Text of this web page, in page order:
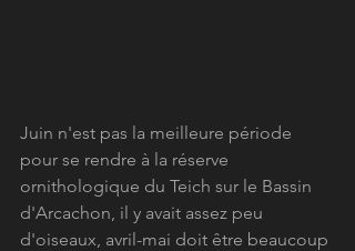
Juin n'est pas la meilleure période
pour se rendre à la réserve
ornithologique du Teich sur le Bassin
d'Arcachon, il y avait assez peu
d'oiseaux, avril-mai doit être beaucoup